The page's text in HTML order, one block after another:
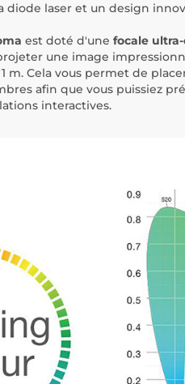
diode laser et un design
est doté d'une focale
une image
m. Cela vous permet de
afin que vous puissiez
interactives.